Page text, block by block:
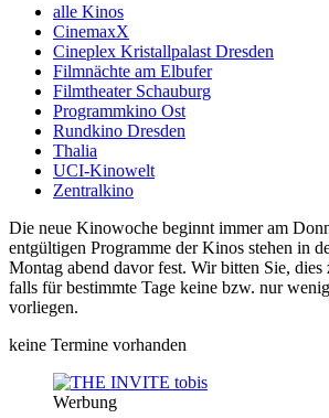
alle Kinos
CinemaxX
Cineplex Kristallpalast Dresden
Filmnächte am Elbufer
Filmtheater Schauburg
Programmkino Ost
Rundkino Dresden
Thalia
UCI-Kinowelt
Zentralkino
Die neue Kinowoche beginnt immer am
entgültigen Programme der Kinos stehen in
Montag abend davor fest. Wir bitten Sie, dies
falls für bestimmte Tage keine bzw. nur
vorliegen.
keine Termine vorhanden
Werbung